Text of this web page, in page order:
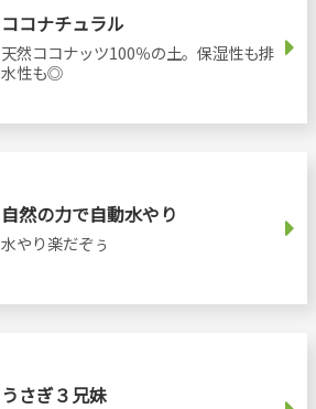
ココナチュラル
天然ココナッツ100％の土。保湿性も排
水性も◎
自然の力で自動水やり
水やり楽だぞぅ
うさぎ３兄妹